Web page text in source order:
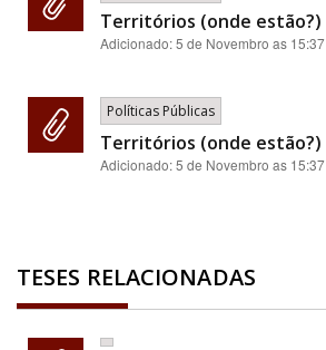
Territórios (onde estão?)
Adicionado:5 de Novembro as 15:37
Políticas Públicas
Territórios (onde estão?)
Adicionado:5 de Novembro as 15:37
TESES RELACIONADAS